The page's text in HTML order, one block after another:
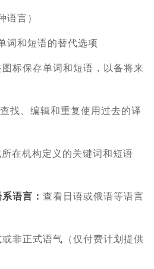
语言）
词和短语的替代选项
标保存单词和短语，以备将来
找、编辑和重复使用过去的译
在机构定义的关键词和短语
语言：查看日语或俄语等语言
非正式语气（仅付费计划提供